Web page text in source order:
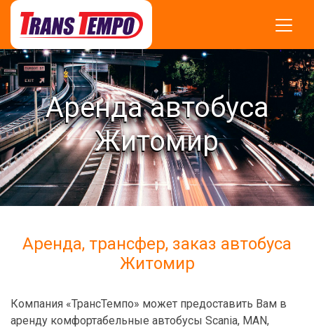
Аренда автобуса
Житомир
Аренда, трансфер, заказ автобуса
Житомир
Компания «ТрансТемпо» может предоставить Вам в
аренду комфортабельные автобусы Scania, MAN,